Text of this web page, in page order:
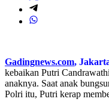
Gadingnews.com,
kebaikan Putri
anaknya. Saat anak
Polri itu, Putri kerap